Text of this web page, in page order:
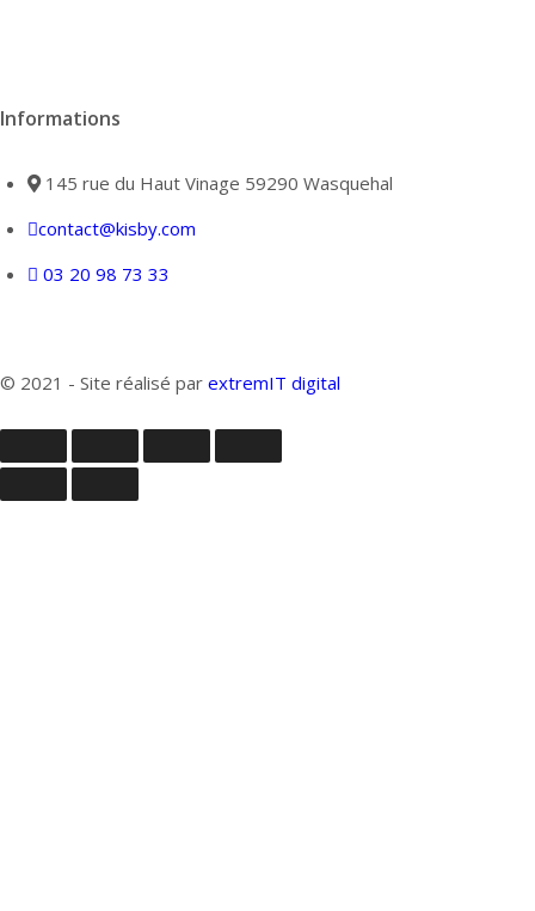
Informations
145 rue du Haut Vinage 59290 Wasquehal
contact@kisby.com
03 20 98 73 33
© 2021 - Site réalisé par extremIT digital